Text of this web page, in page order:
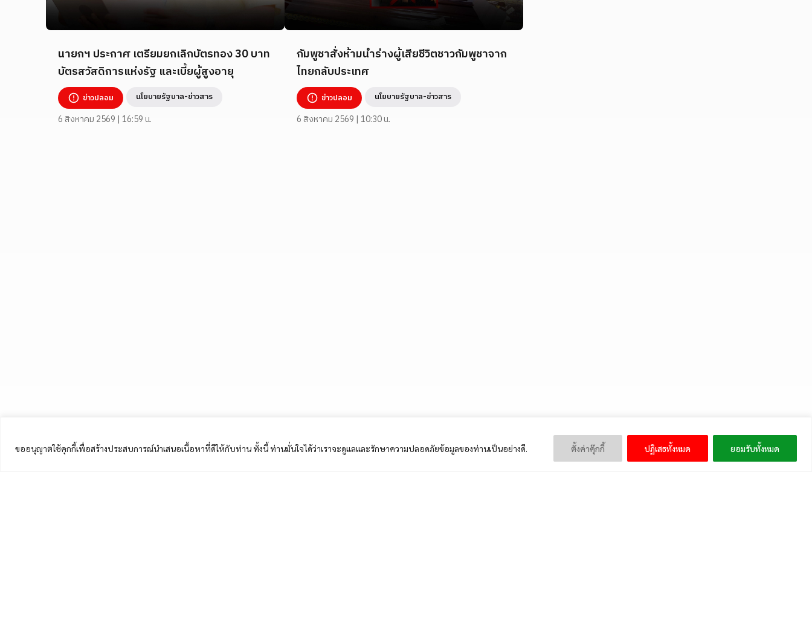
ขออนุญาตใช้คุกกี้เพื่อสร้างประสบการณ์นำเสนอเนื้อหาที่ดีให้กับท่าน ทั้งนี้ ท่านมั่นใจได้ว่าเราจะดูแลและรักษาความปลอดภัยข้อมูลของท่านเป็นอย่างดี. ตั้งค่าคุ๊กกี้ ปฏิเสธทั้งหมด ยอมรับทั้งหมด
นายกฯ ประกาศ เตรียมยกเลิกบัตรทอง 30 บาท
บัตรสวัสดิการแห่งรัฐ และเบี้ยผู้สูงอายุ
ข่าวปลอม นโยบายรัฐบาล-ข่าวสาร
6 สิงหาคม 2569 | 16:59 น.
กัมพูชาสั่งห้ามนำร่างผู้เสียชีวิตชาวกัมพูชาจาก
ไทยกลับประเทศ
ข่าวปลอม นโยบายรัฐบาล-ข่าวสาร
6 สิงหาคม 2569 | 10:30 น.